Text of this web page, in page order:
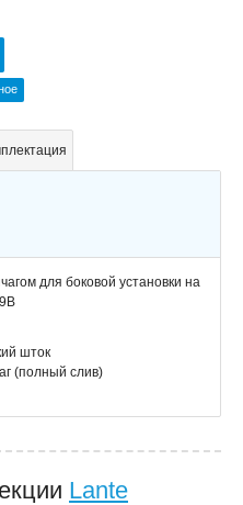
для боковой установки на
шток
(полный слив)
Lante